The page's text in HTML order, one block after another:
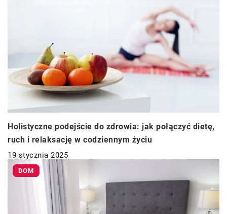
Holistyczne podejście do zdrowia: jak połączyć dietę,
ruch i relaksację w codziennym życiu
19 stycznia 2025
DOM